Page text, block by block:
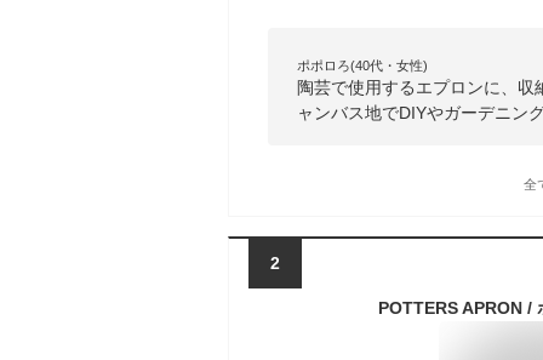
ポポロろ(40代・女性)
陶芸で使用するエプロンに、
ャンバス地でDIYやガーデニン
全
2